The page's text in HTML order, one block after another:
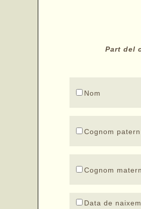
Part del
Nom
Cognom
Cognom
Data de